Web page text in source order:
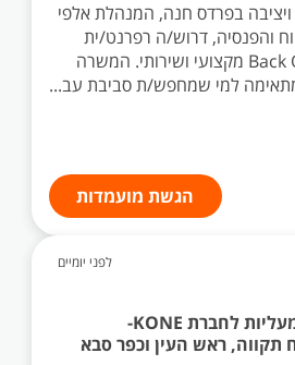
ויציבה בפרדס חנה, המנהלת אלפי
והפנסיה, דרוש/ה רפרנט/ית
ביטוח לתפקיד Back Office מקצועי ושירותי. המשרה
למי שמחפש/ת סביבת עב...
הגשת מועמדות
לפני יומיים
טכנאי /ת מעליות לחברת KONE-
תקווה, ראש העין וכפר סבא